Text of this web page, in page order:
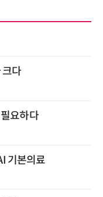
크다
요하다
기본의료